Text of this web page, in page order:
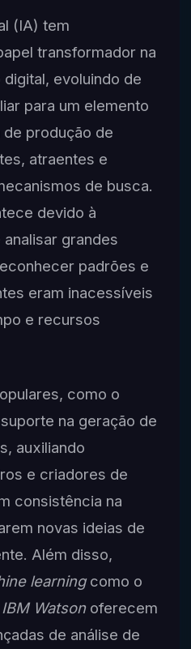
(IA) tem
transformador na
evoluindo de
para um elemento
produção de
atraentes e
de busca.
devido à
grandes
padrões e
eram inacessíveis
e recursos
como o
na geração de
auxiliando
e criadores de
consistência na
novas ideias de
Além disso,
learningcomo o
IBM Watsonoferecem
de análise de